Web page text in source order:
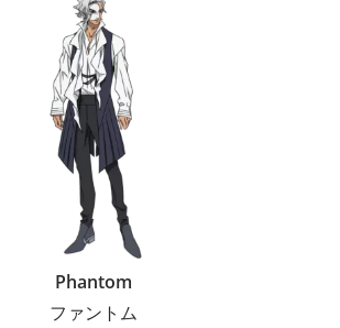
Phantom
ファントム